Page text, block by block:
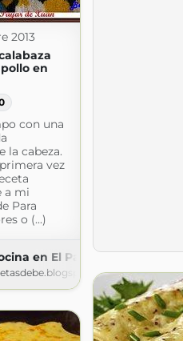
2013
en
con una
la cabeza.
vez
a mi
Para
o (...)
en El Payar de Xuan